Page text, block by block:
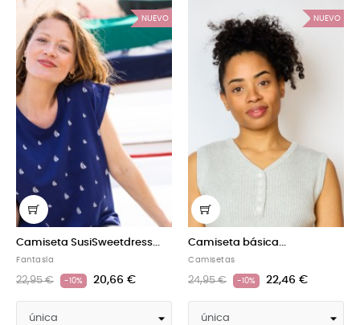
NUEVO
SusiSweetdress...
-10% 20,66 €
NUEVO
Camiseta básica...
-10% 22,46 €